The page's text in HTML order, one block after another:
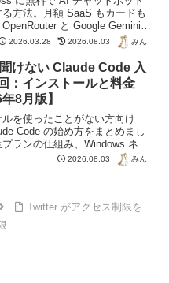
る方法。月額 SaaS もカードも
と Google Gemini
無料枠から選べます。日本語の
選ぶなら Gemini。実際に両方を
録と、無料枠のデータの扱い
書きました。
2026.03.28 2026.08.03 みん
けない Claude Code 入
：インストールと料金
年8月版】
ルを使ったことがない方向け
Code の始め方をまとめまし
ランの仕組み、Windows ネイ
WSL の違い、公式が推奨する
ール方法、最初の1回を動かすま
2026.08.03 みん
Twitter がアクセス制限を